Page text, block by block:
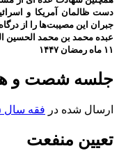
دست ظالمان آمریکا و
جبران این مصیبت‌ها را از
عبده محمد بن محمد الحسین
۱۱ ماه رمضان ۱۴۴۷
جلسه شصت و هفتم ۱۹
ارسال شده در فقه سال ۹۵-۱۳۹۴
تعیین منفعت